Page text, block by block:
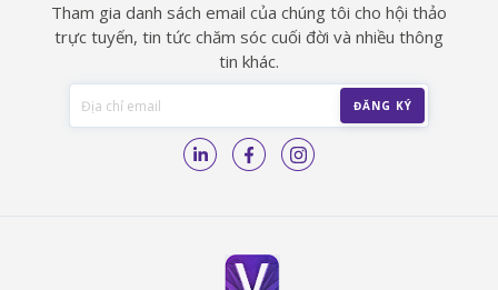
Tham gia danh sách email của chúng tôi cho hội thảo
trực tuyến, tin tức chăm sóc cuối đời và nhiều thông
tin khác.